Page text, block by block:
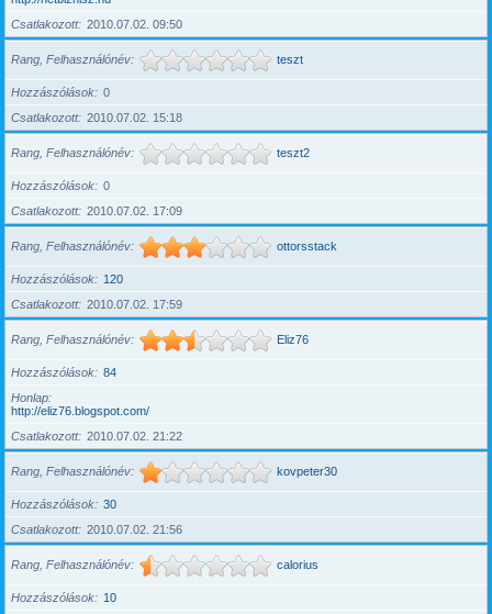
Csatlakozott
2010.07.02. 09:50
Rang, Felhasználónév teszt
Hozzászólások
0
Csatlakozott
2010.07.02. 15:18
Rang, Felhasználónév teszt2
Hozzászólások
0
Csatlakozott
2010.07.02. 17:09
Rang, Felhasználónév ottorsstack
Hozzászólások
120
Csatlakozott
2010.07.02. 17:59
Rang, Felhasználónév Eliz76
Hozzászólások
84
Honlap
http://eliz76.blogspot.com/
Csatlakozott
2010.07.02. 21:22
Rang, Felhasználónév kovpeter30
Hozzászólások
30
Csatlakozott
2010.07.02. 21:56
Rang, Felhasználónév calorius
Hozzászólások
10